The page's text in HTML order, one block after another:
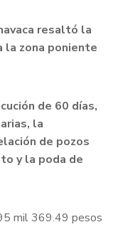
resaltó la
la zona poniente
de 60 días,
la
de pozos
y la poda de
mil 369.49 pesos